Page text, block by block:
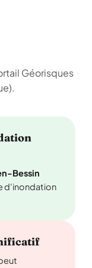
Géorisques
Bessin
d'inondation